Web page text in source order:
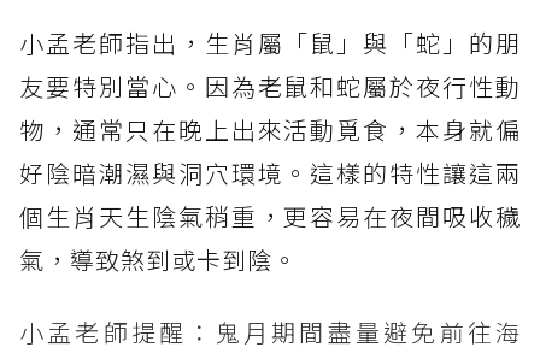
小孟老師指出，生肖屬「鼠」與「蛇」的朋
友要特別當心。因為老鼠和蛇屬於夜行性動
物，通常只在晚上出來活動覓食，本身就偏
好陰暗潮濕與洞穴環境。這樣的特性讓這兩
個生肖天生陰氣稍重，更容易在夜間吸收穢
氣，導致煞到或卡到陰。
小孟老師提醒：鬼月期間盡量避免前往海